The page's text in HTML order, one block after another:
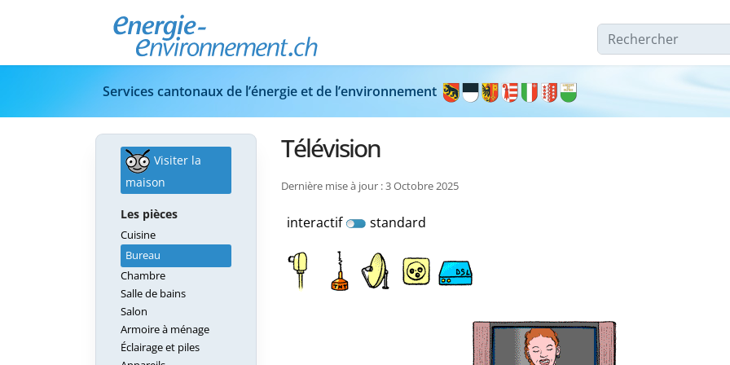
Rechercher
Services cantonaux de l’énergie et de l’environnement
Visiter la
maison
Les pièces
Cuisine
Bureau
Chambre
Salle de bains
Salon
Armoire à ménage
Éclairage et piles
Télévision
Dernière mise à jour : 3 Octobre 2025
interactif standard